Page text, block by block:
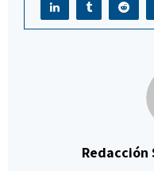
Redacción